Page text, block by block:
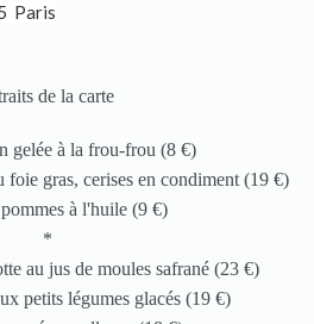
Paris
de la carte
gelée à la frou-frou (8 €)
foie gras, cerises en condiment (19 €)
à l'huile (9 €)
*
au jus de moules safrané (23 €)
petits légumes glacés (19 €)